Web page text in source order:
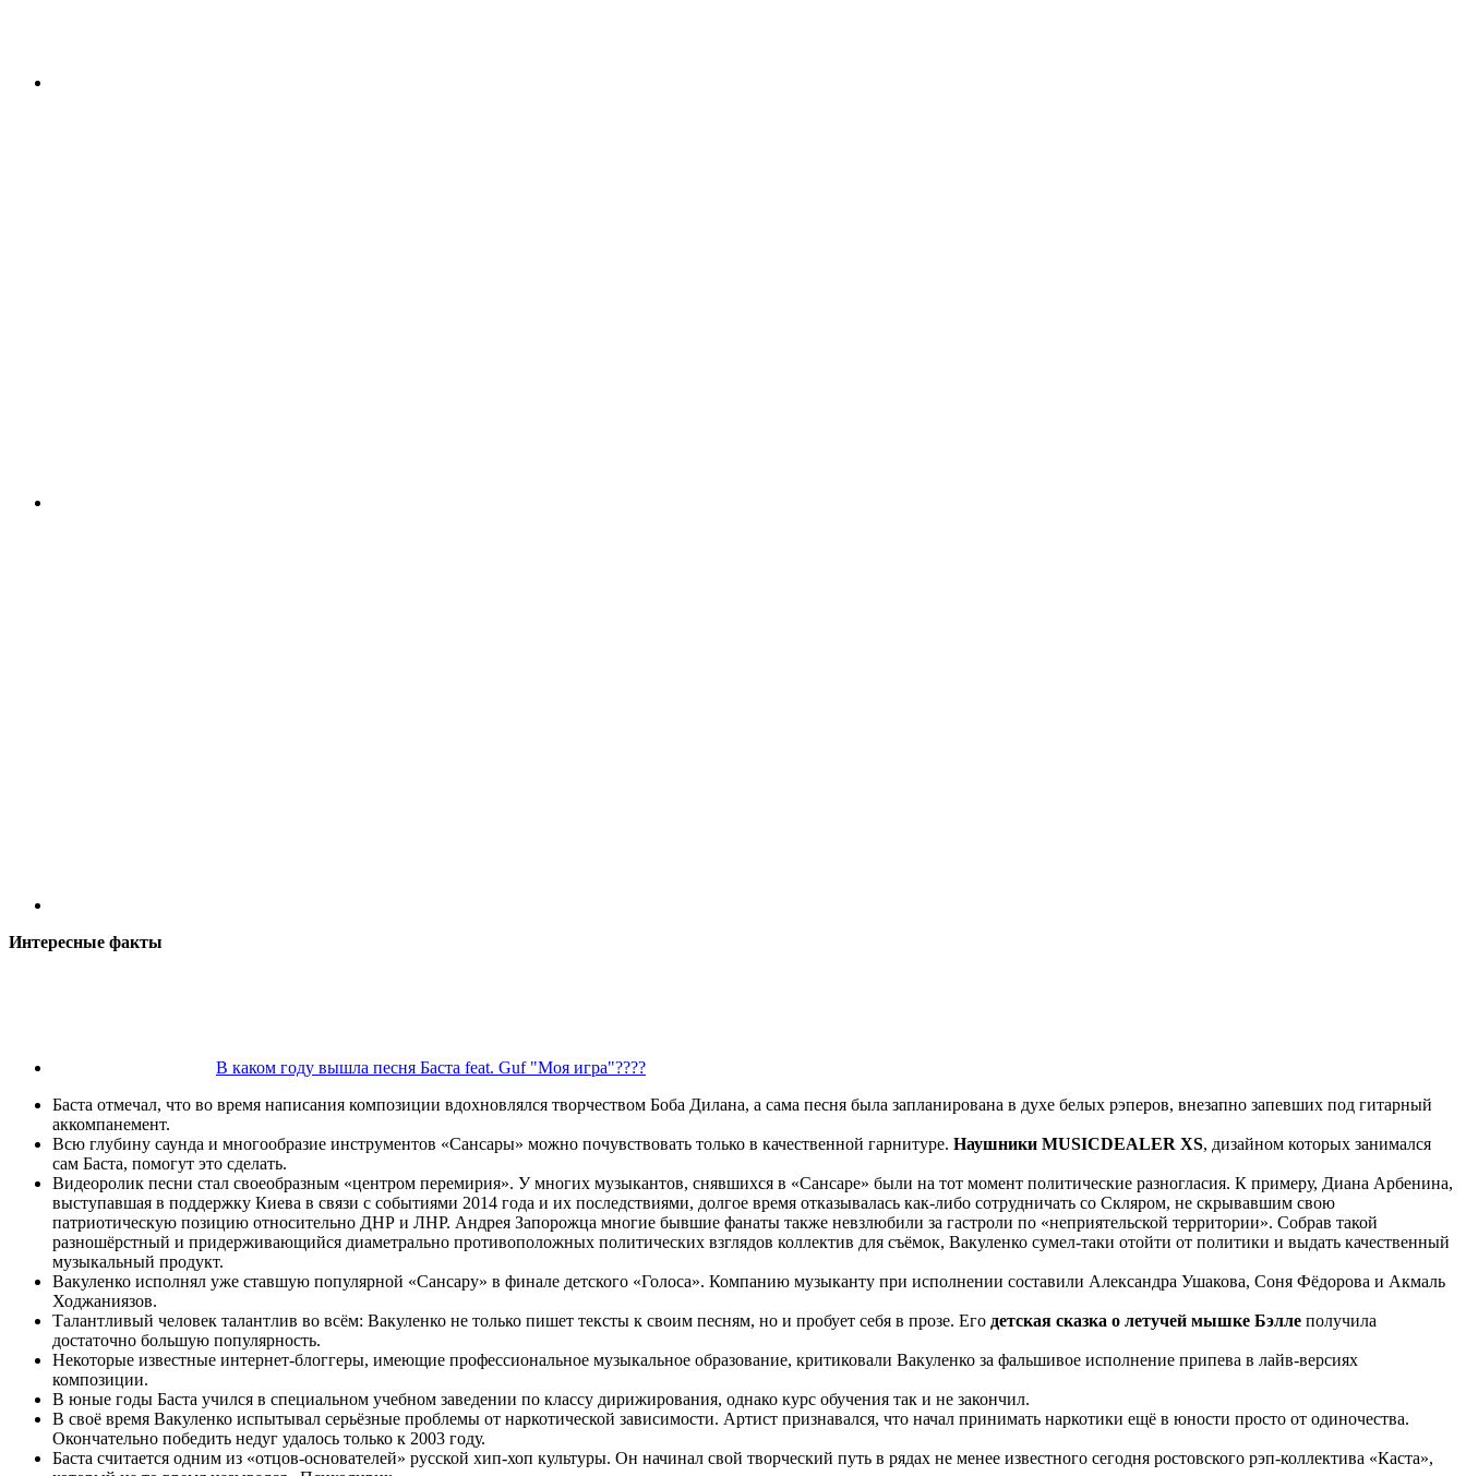
Интересные факты
В каком году вышла песня Баста feat. Guf "Моя игра"????
Баста отмечал, что во время написания композиции вдохновлялся творчеством Боба Дилана, а сама песня была запланирована в духе белых рэперов, внезапно запевших под гитарный
аккомпанемент.
Всю глубину саунда и многообразие инструментов «Сансары» можно почувствовать только в качественной гарнитуре. Наушники MUSICDEALER XS, дизайном которых занимался
сам Баста, помогут это сделать.
Видеоролик песни стал своеобразным «центром перемирия». У многих музыкантов, снявшихся в «Сансаре» были на тот момент политические разногласия. К примеру, Диана Арбенина,
выступавшая в поддержку Киева в связи с событиями 2014 года и их последствиями, долгое время отказывалась как-либо сотрудничать со Скляром, не скрывавшим свою
патриотическую позицию относительно ДНР и ЛНР. Андрея Запорожца многие бывшие фанаты также невзлюбили за гастроли по «неприятельской территории». Собрав такой
разношёрстный и придерживающийся диаметрально противоположных политических взглядов коллектив для съёмок, Вакуленко сумел-таки отойти от политики и выдать качественный
музыкальный продукт.
Вакуленко исполнял уже ставшую популярной «Сансару» в финале детского «Голоса». Компанию музыканту при исполнении составили Александра Ушакова, Соня Фёдорова и Акмаль
Ходжаниязов.
Талантливый человек талантлив во всём: Вакуленко не только пишет тексты к своим песням, но и пробует себя в прозе. Его детская сказка о летучей мышке Бэлле получила
достаточно большую популярность.
Некоторые известные интернет-блоггеры, имеющие профессиональное музыкальное образование, критиковали Вакуленко за фальшивое исполнение припева в лайв-версиях
композиции.
В юные годы Баста учился в специальном учебном заведении по классу дирижирования, однако курс обучения так и не закончил.
В своё время Вакуленко испытывал серьёзные проблемы от наркотической зависимости. Артист признавался, что начал принимать наркотики ещё в юности просто от одиночества.
Окончательно победить недуг удалось только к 2003 году.
Баста считается одним из «отцов-основателей» русской хип-хоп культуры. Он начинал свой творческий путь в рядах не менее известного сегодня ростовского рэп-коллектива «Каста»,